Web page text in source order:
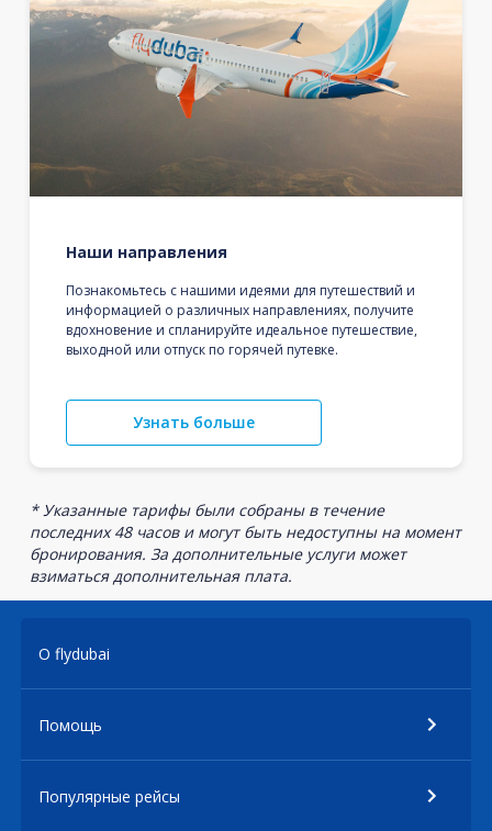
Наши направления
Познакомьтесь с нашими идеями для путешествий и
информацией о различных направлениях, получите
вдохновение и спланируйте идеальное путешествие,
выходной или отпуск по горячей путевке.
Узнать больше
* Указанные тарифы были собраны в течение
последних 48 часов и могут быть недоступны на момент
бронирования. За дополнительные услуги может
взиматься дополнительная плата.
О flydubai
Помощь
Популярные рейсы